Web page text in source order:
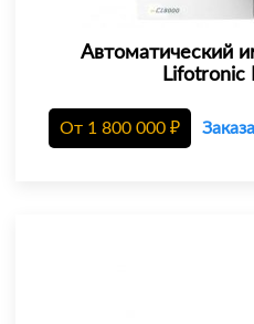
Автоматический
Lifotronic
От 1 800 000 ₽